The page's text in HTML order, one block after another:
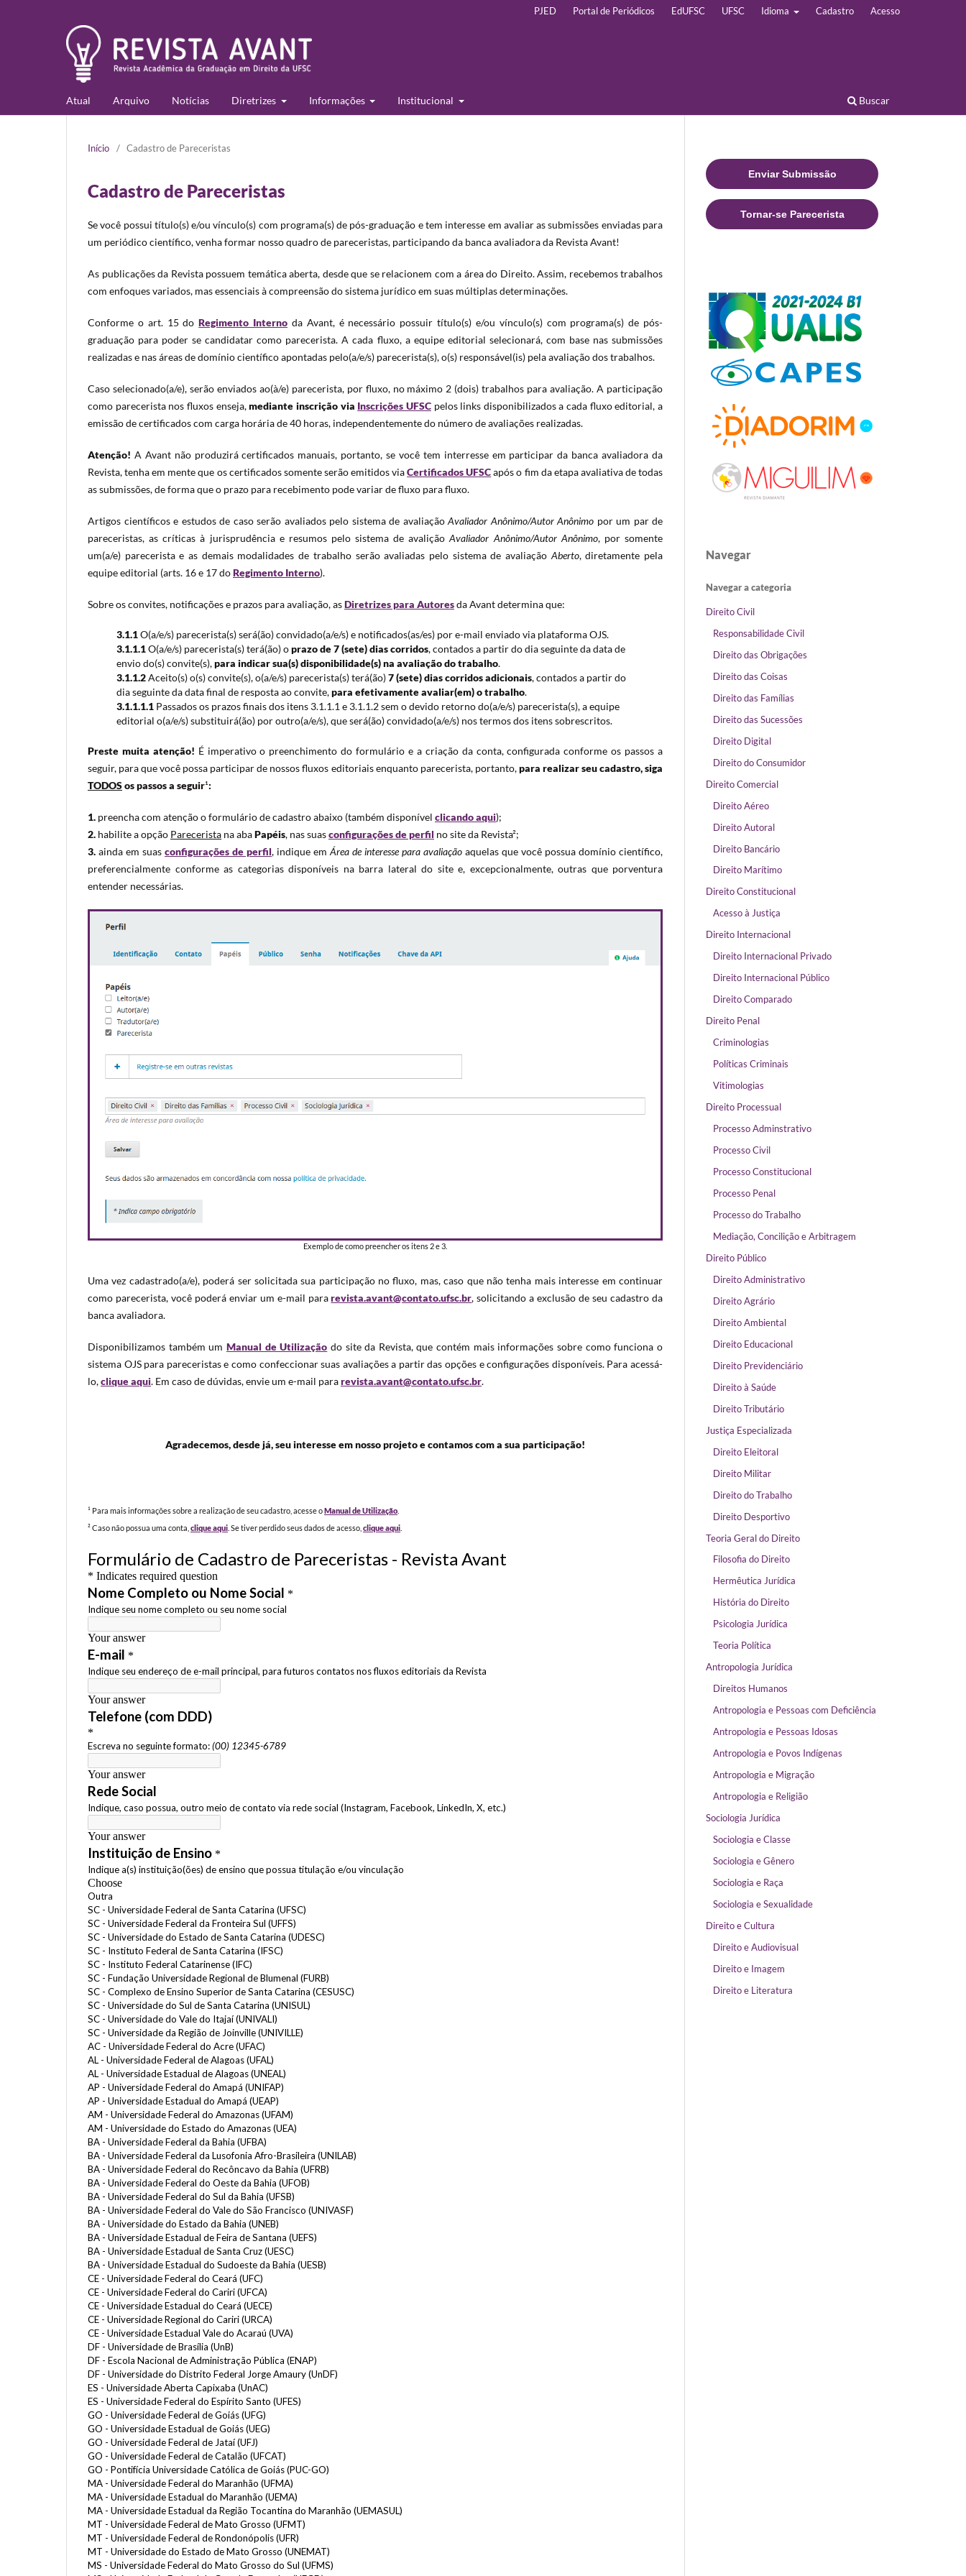
Atual Arquivo Notícias Diretrizes Informações Institucional Buscar
PJED Portal de Periódicos EdUFSC UFSC Idioma Cadastro Acesso
Início / Cadastro de Pareceristas
Cadastro de Pareceristas
Se você possui título(s) e/ou vínculo(s) com programa(s) de pós-graduação e tem interesse em avaliar as submissões enviadas para
um periódico científico, venha formar nosso quadro de pareceristas, participando da banca avaliadora da Revista Avant!
As publicações da Revista possuem temática aberta, desde que se relacionem com a área do Direito. Assim, recebemos trabalhos
com enfoques variados, mas essenciais à compreensão do sistema jurídico em suas múltiplas determinações.
Conforme o art. 15 doRegimento Interno da Avant, é necessário possuir título(s) e/ou vínculo(s) com programa(s) de pós-
graduação para poder se candidatar como parecerista. A cada fluxo, a equipe editorial selecionará, com base nas submissões
realizadas e nas áreas de domínio científico apontadas pelo(a/e/s) parecerista(s), o(s) responsável(is) pela avaliação dos trabalhos.
Caso selecionado(a/e), serão enviados ao(à/e) parecerista, por fluxo, no máximo 2 (dois) trabalhos para avaliação. A participação
como parecerista nos fluxos enseja,mediante inscrição via Inscrições UFSCpelos links disponibilizados a cada fluxo editorial, a
emissão de certificados com carga horária de 40 horas, independentemente do número de avaliações realizadas.
Atenção! A Avant não produzirá certificados manuais, portanto, se você tem interresse em participar da banca avaliadora da
Revista, tenha em mente que os certificados somente serão emitidos viaCertificados UFSCapós o fim da etapa avaliativa de todas
as submissões, de forma que o prazo para recebimento pode variar de fluxo para fluxo.
Artigos científicos e estudos de caso serão avaliados pelo sistema de avaliação Avaliador Anônimo/Autor Anônimo por um par de
pareceristas, as críticas à jurisprudência e resumos pelo sistema de avaliçãoAvaliador Anônimo/Autor Anônimo, por somente
um(a/e) parecerista e as demais modalidades de trabalho serão avaliadas pelo sistema de avaliação Aberto, diretamente pela
equipe editorial (arts. 16 e 17 doRegimento Interno).
Sobre os convites, notificações e prazos para avaliação, asDiretrizes para Autoresda Avant determina que:
3.1.1O(a/e/s) parecerista(s) será(ão) convidado(a/e/s) e notificados(as/es) por e-mail enviado via plataforma OJS.
3.1.1.1O(a/e/s) parecerista(s) terá(ão) oprazo de 7 (sete) dias corridos, contados a partir do dia seguinte da data de
envio do(s) convite(s),para indicar sua(s) disponibilidade(s) na avaliação do trabalho.
3.1.1.2Aceito(s) o(s) convite(s), o(a/e/s) parecerista(s) terá(ão)7 (sete) dias corridos adicionais, contados a partir do
dia seguinte da data final de resposta ao convite,para efetivamente avaliar(em) o trabalho.
3.1.1.1.1 Passados os prazos finais dos itens 3.1.1.1 e 3.1.1.2 sem o devido retorno do(a/e/s) parecerista(s), a equipe
editorial o(a/e/s) substituirá(ão) por outro(a/e/s), que será(ão) convidado(a/e/s) nos termos dos itens sobrescritos.
Preste muita atenção! É imperativo o preenchimento do formulário e a criação da conta, configurada conforme os passos a
seguir, para que você possa participar de nossos fluxos editoriais enquanto parecerista, portanto,para realizar seu cadastro, siga
TODOSos passos a seguir¹:
1. preencha com atenção o formulário de cadastro abaixo (também disponível clicando aqui);
2. habilite a opção Parecerista na abaPapéis, nas suasconfigurações de perfil no site da Revista²;
3. ainda em suas configurações de perfil, indique em Área de interesse para avaliação aquelas que você possua domínio científico,
preferencialmente conforme as categorias disponíveis na barra lateral do site e, excepcionalmente, outras que porventura
entender necessárias.
Exemplo de como preencher os itens 2 e 3.
Uma vez cadastrado(a/e), poderá ser solicitada sua participação no fluxo, mas, caso que não tenha mais interesse em continuar
como parecerista, você poderá enviar um e-mail pararevista.avant@contato.ufsc.br, solicitando a exclusão de seu cadastro da
banca avaliadora.
Disponibilizamos também um Manual de Utilização do site da Revista, que contém mais informações sobre como funciona o
sistema OJS para pareceristas e como confeccionar suas avaliações a partir das opções e configurações disponíveis. Para acessá-
lo,clique aqui. Em caso de dúvidas, envie um e-mail pararevista.avant@contato.ufsc.br.
Agradecemos, desde já, seu interesse em nosso projeto e contamos com a sua participação!
¹ Para mais informações sobre a realização de seu cadastro, acesse oManual de Utilização
² Caso não possua uma conta, clique aqui . Se tiver perdido seus dados de acesso, clique aqui
Enviar Submissão
Tornar-se Parecerista
Navegar
Navegar a categoria
Direito Civil
Responsabilidade Civil
Direito das Obrigações
Direito das Coisas
Direito das Famílias
Direito das Sucessões
Direito Digital
Direito do Consumidor
Direito Comercial
Direito Aéreo
Direito Autoral
Direito Bancário
Direito Marítimo
Direito Constitucional
Acesso à Justiça
Direito Internacional
Direito Internacional Privado
Direito Internacional Público
Direito Comparado
Direito Penal
Criminologias
Políticas Criminais
Vitimologias
Direito Processual
Processo Adminstrativo
Processo Civil
Processo Constitucional
Processo Penal
Processo do Trabalho
Mediação, Concilição e Arbitragem
Direito Público
Direito Administrativo
Direito Agrário
Direito Ambiental
Direito Educacional
Direito Previdenciário
Direito à Saúde
Direito Tributário
Justiça Especializada
Direito Eleitoral
Direito Militar
Direito do Trabalho
Direito Desportivo
Teoria Geral do Direito
Filosofia do Direito
Hermêutica Jurídica
História do Direito
Psicologia Jurídica
Teoria Política
Antropologia Jurídica
Direitos Humanos
Antropologia e Pessoas com Deficiência
Antropologia e Pessoas Idosas
Antropologia e Povos Indígenas
Antropologia e Migração
Antropologia e Religião
Sociologia Jurídica
Sociologia e Classe
Sociologia e Gênero
Sociologia e Raça
Sociologia e Sexualidade
Direito e Cultura
Direito e Audiovisual
Direito e Imagem
Direito e Literatura